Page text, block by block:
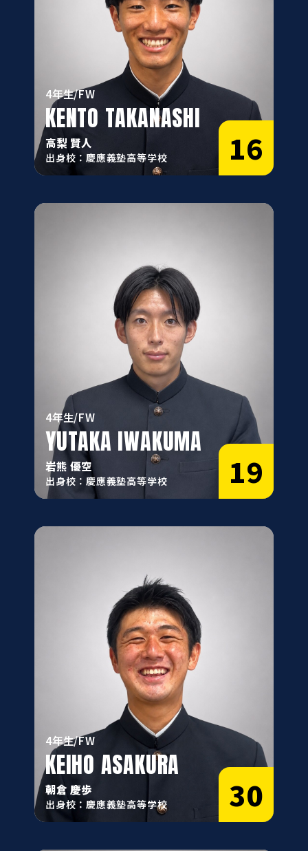
16
4年生/FW
KENTO TAKANASHI
高梨 賢人
出身校：慶應義塾高等学校
19
4年生/FW
YUTAKA IWAKUMA
岩熊 優空
出身校：慶應義塾高等学校
30
4年生/FW
KEIHO ASAKURA
朝倉 慶歩
出身校：慶應義塾高等学校